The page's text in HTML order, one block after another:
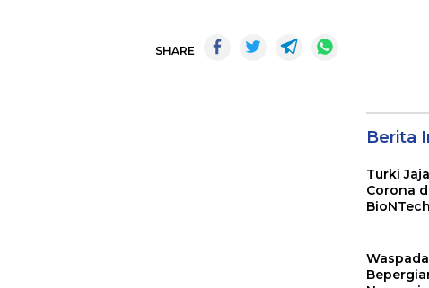
SHARE
Berita
Turki
Corona
Waspada